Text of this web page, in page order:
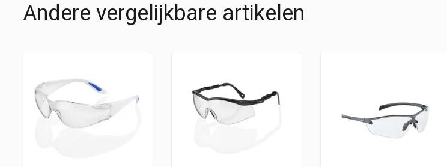
Andere vergelijkbare artikelen